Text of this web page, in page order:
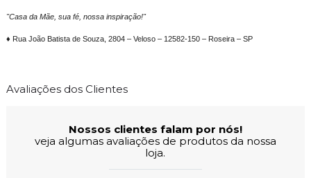
"Casa da Mãe, sua fé, nossa inspiração!"
♦ Rua João Batista de Souza, 2804 – Veloso – 12582-150 – Roseira – SP
Avaliações dos Clientes
Nossos clientes falam por nós!
veja algumas avaliações de produtos da nossa
loja.